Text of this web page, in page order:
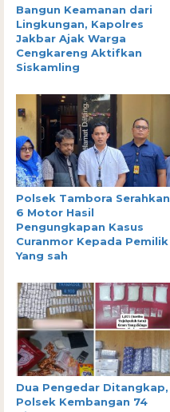
Bangun Keamanan dari
Lingkungan, Kapolres
Jakbar Ajak Warga
Cengkareng Aktifkan
Siskamling
Polsek Tambora Serahkan
6 Motor Hasil
Pengungkapan Kasus
Curanmor Kepada Pemilik
Yang sah
Dua Pengedar Ditangkap,
Polsek Kembangan 74